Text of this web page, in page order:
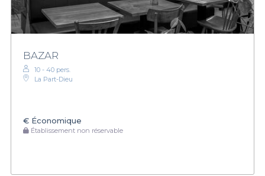
BAZAR
10 - 40 pers.
La Part-Dieu
€ Économique
Établissement non réservable